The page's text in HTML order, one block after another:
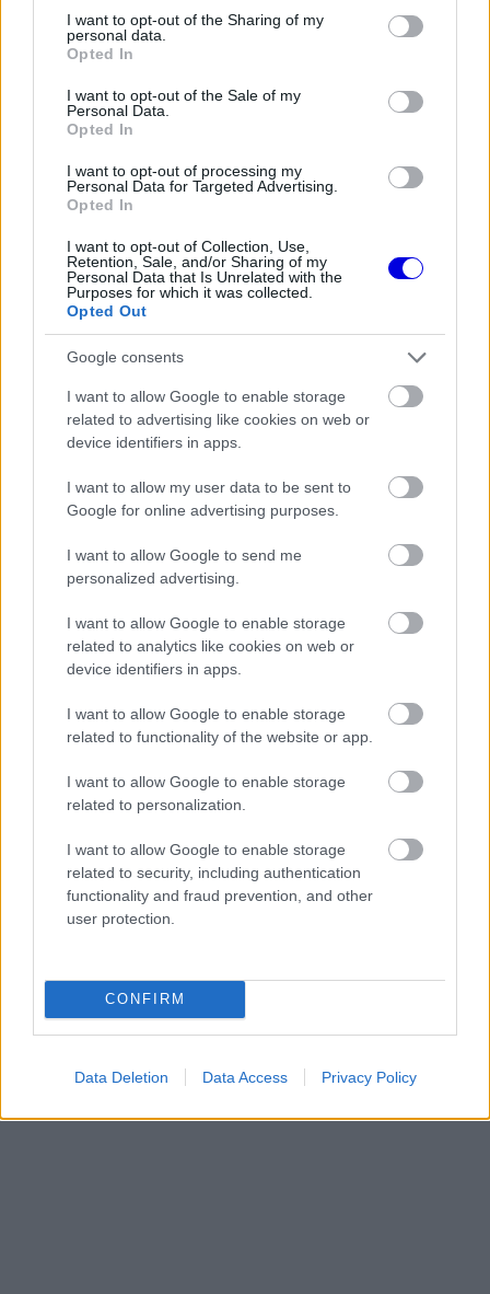
not limited to your visit or usage behaviour. You may click to
grant or deny consent to Google and its third-party tags to
use your data for below specified purposes in below Google
consent section.
I want to opt-out of the Sharing of my
personal data.
Opted In
I want to opt-out of the Sale of my
Personal Data.
Opted In
I want to opt-out of processing my
Personal Data for Targeted Advertising.
Opted In
I want to opt-out of Collection, Use,
Retention, Sale, and/or Sharing of my
Personal Data that Is Unrelated with the
Purposes for which it was collected.
Opted Out
Google consents
I want to allow Google to enable storage
related to advertising like cookies on web or
device identifiers in apps.
I want to allow my user data to be sent to
Google for online advertising purposes.
I want to allow Google to send me
personalized advertising.
I want to allow Google to enable storage
related to analytics like cookies on web or
device identifiers in apps.
I want to allow Google to enable storage
related to functionality of the website or app.
I want to allow Google to enable storage
related to personalization.
I want to allow Google to enable storage
related to security, including authentication
functionality and fraud prevention, and other
user protection.
CONFIRM
Data Deletion Data Access Privacy Policy
window.
A dobogó harmadik fokát Nikola Csolov szerezte
meg, aki ezzel némileg helyreállította a katari
sprinten elszalasztott esélyek egyensúlyát. Ezúttal
higgadt versenyzéssel húzta be a harmadik
helyet, miközben a tempója biztosította számára,
hogy a mezőny következő hulláma ne érjen a
közelébe.
Amerikai versenysorozatban
köthet ki Max Verstappen
FORMA-1
évekre meghatározhatja a sikerét
FORMA-1
beszélhet a távozásáról Helmut
Marko